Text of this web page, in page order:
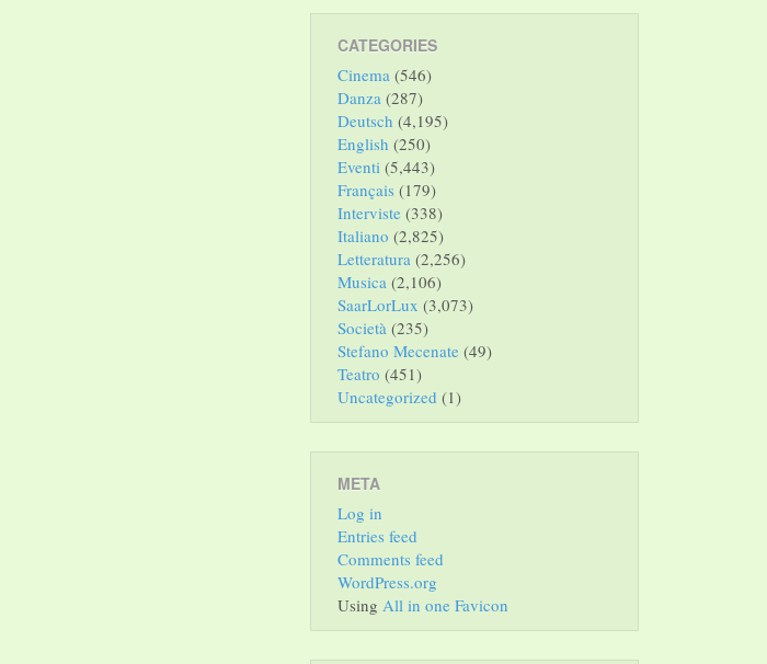
CATEGORIES
Cinema (546)
Danza (287)
Deutsch (4,195)
English (250)
Eventi (5,443)
Français (179)
Interviste (338)
Italiano (2,825)
Letteratura (2,256)
Musica (2,106)
SaarLorLux (3,073)
Società (235)
Stefano Mecenate (49)
Teatro (451)
Uncategorized (1)
META
Log in
Entries feed
Comments feed
WordPress.org
Using All in one Favicon